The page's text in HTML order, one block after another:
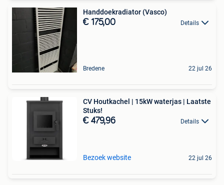
Handdoekradiator (Vasco)
€ 175,00 Details
Bredene 22 jul 26
CV Houtkachel | 15kW waterjas | Laatste
Stuks!
€ 479,96 Details
Bezoek website 22 jul 26